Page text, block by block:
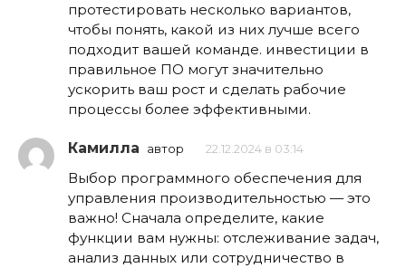
протестировать несколько вариантов,
чтобы понять, какой из них лучше всего
подходит вашей команде. инвестиции в
правильное ПО могут значительно
ускорить ваш рост и сделать рабочие
процессы более эффективными.
Камилла автор 22.12.2024 в 03:14
Выбор программного обеспечения для
управления производительностью — это
важно! Сначала определите, какие
функции вам нужны: отслеживание задач,
анализ данных или сотрудничество в